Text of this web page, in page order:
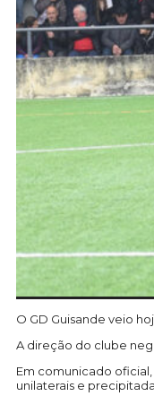
O GD Guisande veio
A direção do clube
Em comunicado
unilaterais e